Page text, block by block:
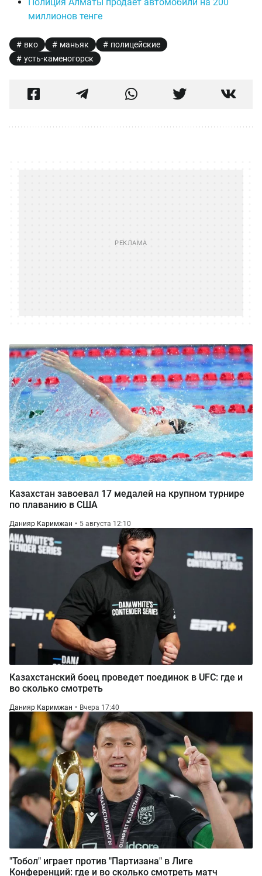
миллионов тенге
вко маньяк
полицейские
усть-каменогорск
Казахстан завоевал 17 медалей на крупном турнире
по плаванию в США
Данияр Каримжан 5 августа 12:10
Казахстанский боец проведет поединок в UFC: где и
во сколько смотреть
Данияр Каримжан Вчера 17:40
"Тобол" играет против "Партизана" в Лиге
Конференций: где и во сколько смотреть матч